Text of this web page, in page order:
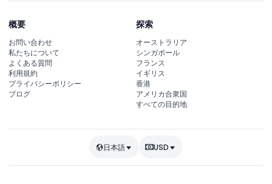
概要
お問い合わせ
私たちについて
よくある質問
利用規約
プライバシーポリシー
ブログ
探索
オーストラリア
シンガポール
フランス
イギリス
香港
アメリカ合衆国
すべての目的地
日本語 USD